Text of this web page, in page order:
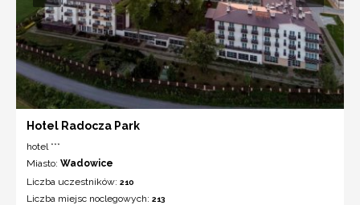
Hotel Radocza Park
hotel ***
Miasto: Wadowice
Liczba uczestników: 210
Liczba miejsc noclegowych: 213